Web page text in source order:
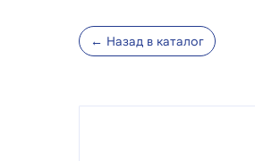
← Назад в каталог